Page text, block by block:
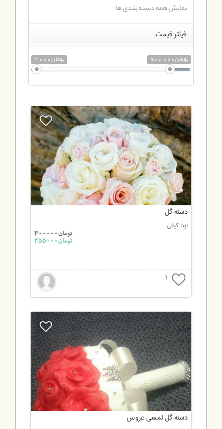
نمایش همه دسته بندی ها
فیلتر قیمت
2 000تومان 900 000تومان
دسته گل
لیدا کیانی
تومان300000
تومان255000
1
دسته گل لمسی عروس